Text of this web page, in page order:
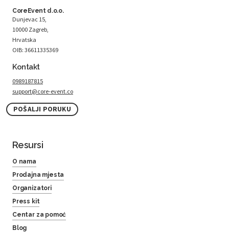
CoreEvent d.o.o.
Dunjevac 15,
10000 Zagreb,
Hrvatska
OIB: 36611335369
Kontakt
0989187815
support@core-event.co
POŠALJI PORUKU
Resursi
O nama
Prodajna mjesta
Organizatori
Press kit
Centar za pomoć
Blog